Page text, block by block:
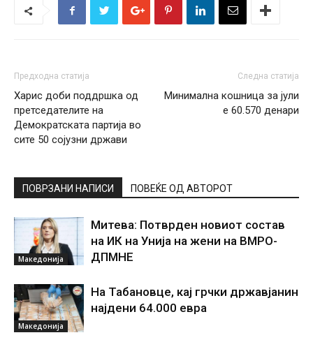
Предходна статија
Харис доби поддршка од
претседателите на
Демократската партија во
сите 50 сојузни држави
Следна статија
Mинимална кошница за јули
e 60.570 денари
ПОВРЗАНИ НАПИСИ ПОВЕЌЕ ОД АВТОРОТ
Македонија
Митева: Потврден новиот состав
на ИК на Унија на жени на ВМРО-
ДПМНЕ
Македонија
На Табановце, кај грчки државјанин
најдени 64.000 евра